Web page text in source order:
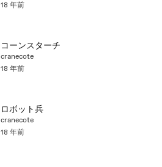
18 年前
コーンスターチ
cranecote
18 年前
ロボット兵
cranecote
18 年前